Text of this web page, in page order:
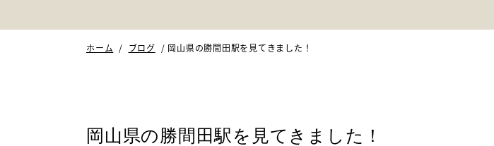
研
ホーム ブログ 岡山県の勝間田駅を見てきました！
岡山県の勝間田駅を見てきました！